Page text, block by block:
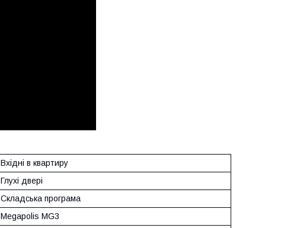
Вхідні в квартиру
Глухі двері
Складська програма
Megapolis MG3